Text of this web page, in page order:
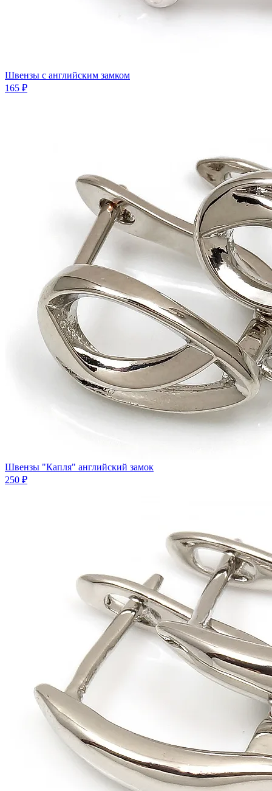
Швензы с английским замком
165 ₽
Швензы "Капля" английский замок
250 ₽